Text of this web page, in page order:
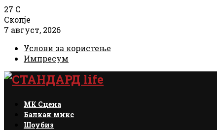
27 C
Скопје
7 август, 2026
Услови за користење
Импресум
Facebook
Instagram
Email
Rss
МК Сцена
Балкан микс
Шоубиз